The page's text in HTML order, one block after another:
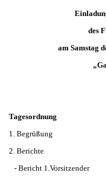
des
am Samstag
Tagesordnung
1. Begrüßung
2. Berichte
- Bericht 1.Vorsitzender